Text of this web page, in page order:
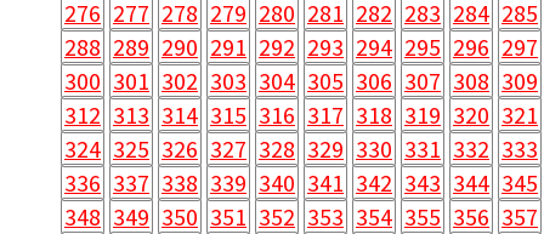
276 277 278 279 280 281 282 283 284 285
288 289 290 291 292 293 294 295 296 297
300 301 302 303 304 305 306 307 308 309
312 313 314 315 316 317 318 319 320 321
324 325 326 327 328 329 330 331 332 333
336 337 338 339 340 341 342 343 344 345
348 349 350 351 352 353 354 355 356 357